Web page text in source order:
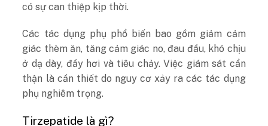
có sự can thiệp kịp thời.
Các tác dụng phụ phổ biến bao gồm giảm cảm
giác thèm ăn, tăng cảm giác no, đau đầu, khó chịu
ở dạ dày, đầy hơi và tiêu chảy. Việc giám sát cẩn
thận là cần thiết do nguy cơ xảy ra các tác dụng
phụ nghiêm trọng.
Tirzepatide là gì?